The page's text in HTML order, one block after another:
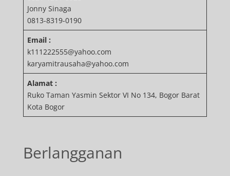
Jonny Sinaga
0813-8319-0190
Email :
k111222555@yahoo.com
karyamitrausaha@yahoo.com
Alamat :
Ruko Taman Yasmin Sektor VI No 134, Bogor Barat
Kota Bogor
Berlangganan